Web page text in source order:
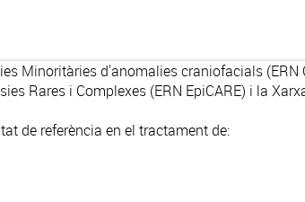
Minoritàries d'anomalies craniofacials (ERN
Rares i Complexes (ERN EpiCARE) i la
de referència en el tractament de: